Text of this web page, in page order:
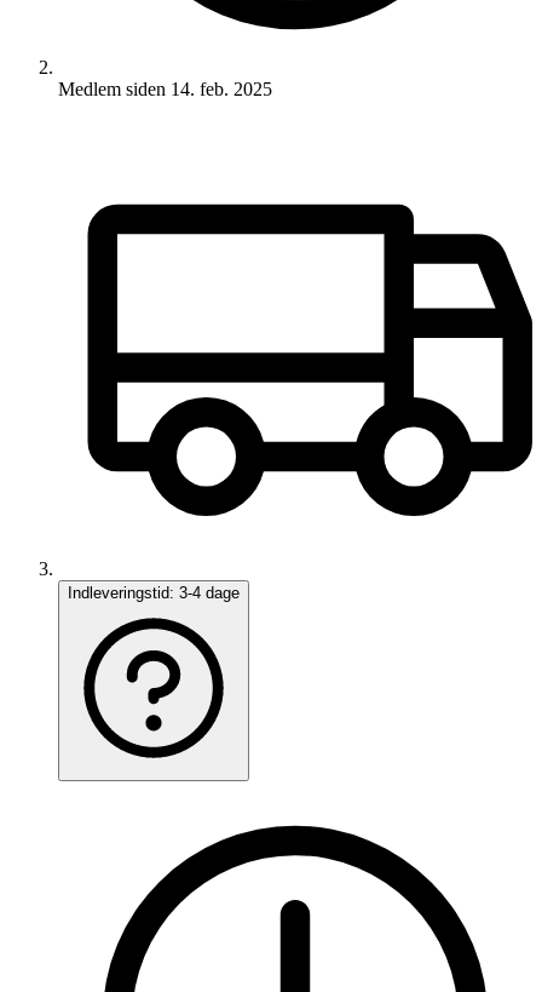
Medlem siden 14. feb. 2025
Indleveringstid: 3-4 dage